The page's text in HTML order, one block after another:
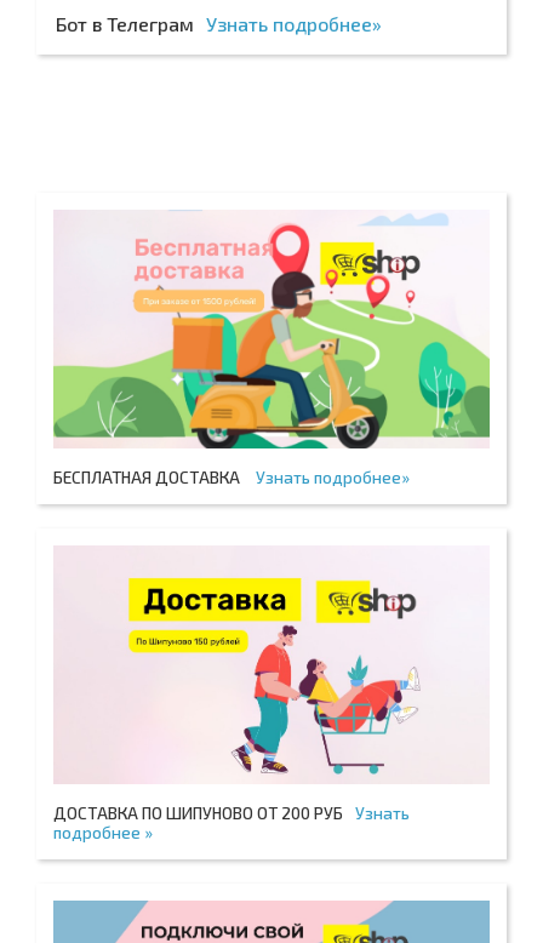
Бот в Телеграм Узнать подробнее»
БЕСПЛАТНАЯ ДОСТАВКА Узнать подробнее»
ДОСТАВКА ПО ШИПУНОВО ОТ 200 РУБ
Узнать
подробнее »